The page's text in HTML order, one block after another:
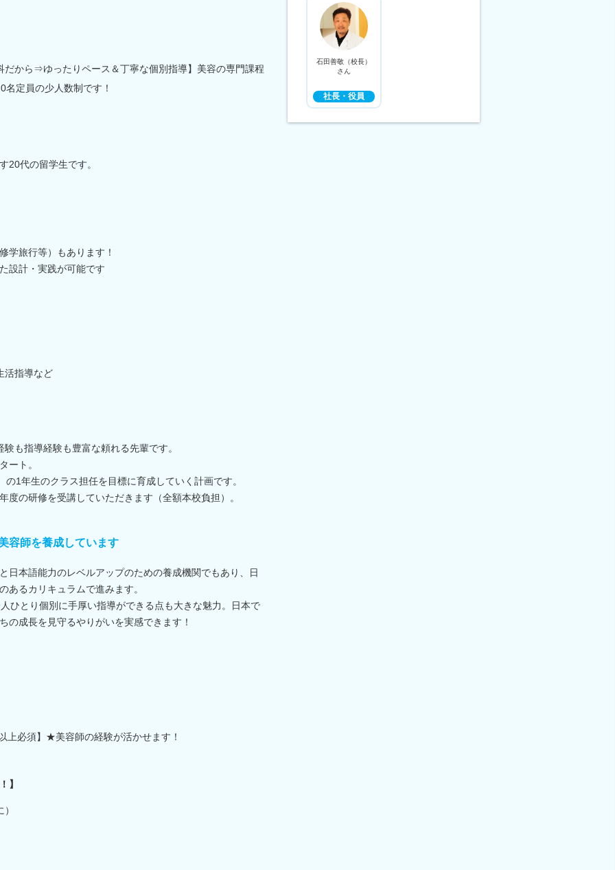
だから⇒ゆったりペース＆丁寧な個別指導】美容の専門課程
定員の少人数制です！
20代の留学生です。
学旅行等）もあります！
設計・実践が可能です
活指導など
も指導経験も豊富な頼れる先輩です。
ート。
1年生のクラス担任を目標に育成していく計画です。
度の研修を受講していただきます（全額本校負担）。
容師を養成しています
日本語能力のレベルアップのための養成機関でもあり、日
あるカリキュラムで進みます。
ひとり個別に手厚い指導ができる点も大きな魅力。日本で
の成長を見守るやりがいを実感できます！
上必須】★美容師の経験が活かせます！
】
石田善敬（校長）
さん
社長・役員